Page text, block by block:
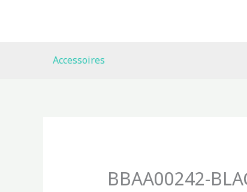
Accessoires
BBAA00242-